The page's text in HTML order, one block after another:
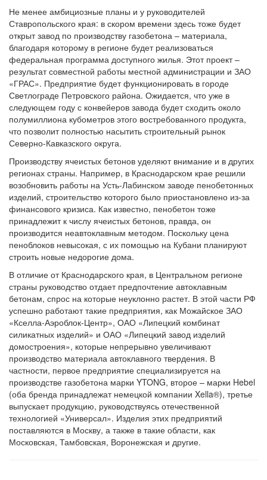
Не менее амбициозные планы и у руководителей
Ставропольского края: в скором времени здесь тоже будет
открыт завод по производству газобетона – материала,
благодаря которому в регионе будет реализоваться
федеральная программа доступного жилья. Этот проект –
результат совместной работы местной администрации и ЗАО
«ГРАС». Предприятие будет функционировать в городе
Светлограде Петровского района. Ожидается, что уже в
следующем году с конвейеров завода будет сходить около
полумиллиона кубометров этого востребованного продукта,
что позволит полностью насытить строительный рынок
Северно-Кавказского округа.
Производству ячеистых бетонов уделяют внимание и в других
регионах страны. Например, в Краснодарском крае решили
возобновить работы на Усть-Лабинском заводе пенобетонных
изделий, строительство которого было приостановлено из-за
финансового кризиса. Как известно, пенобетон тоже
принадлежит к числу ячеистых бетонов, правда, он
производится неавтоклавным методом. Поскольку цена
пеноблоков невысокая, с их помощью на Кубани планируют
строить новые недорогие дома.
В отличие от Краснодарского края, в Центральном регионе
страны руководство отдает предпочтение автоклавным
бетонам, спрос на которые неуклонно растет. В этой части РФ
успешно работают такие предприятия, как Можайское ЗАО
«Кселла-Аэроблок-Центр», ОАО «Липецкий комбинат
силикатных изделий» и ОАО «Липецкий завод изделий
домостроения», которые непрерывно увеличивают
производство материала автоклавного твердения. В
частности, первое предприятие специализируется на
производстве газобетона марки YTONG, второе – марки Hebel
(оба бренда принадлежат немецкой компании Xella®), третье
выпускает продукцию, руководствуясь отечественной
технологией «Универсал». Изделия этих предприятий
поставляются в Москву, а также в такие области, как
Московская, Тамбовская, Воронежская и другие.